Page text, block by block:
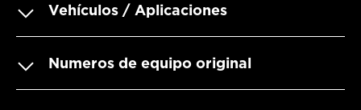
Vehículos / Aplicaciones
Numeros de equipo original